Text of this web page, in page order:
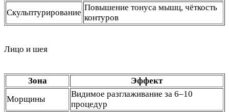
Скульптурирование
Повышение тонуса мышц, чёткость
контуров
Лицо и шея
Зона
Эффект
Морщины
Видимое разглаживание за 6–10
процедур